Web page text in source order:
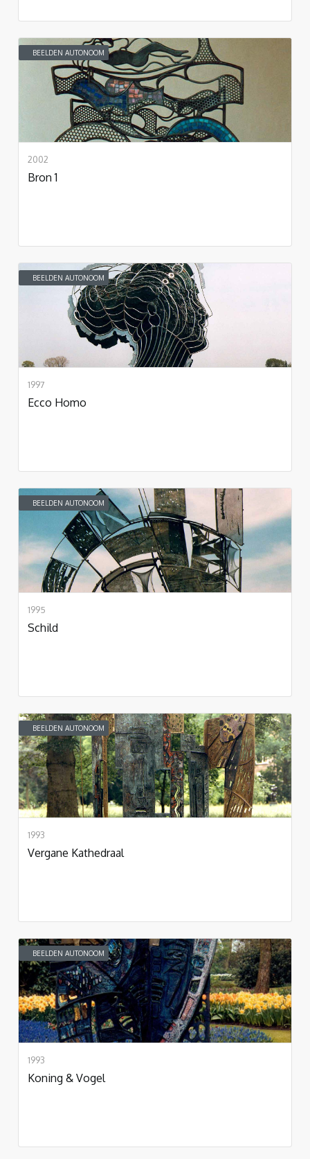
BEELDEN AUTONOOM
2002
Bron 1
BEELDEN AUTONOOM
1997
Ecco Homo
BEELDEN AUTONOOM
1995
Schild
BEELDEN AUTONOOM
1993
Vergane Kathedraal
BEELDEN AUTONOOM
1993
Koning & Vogel